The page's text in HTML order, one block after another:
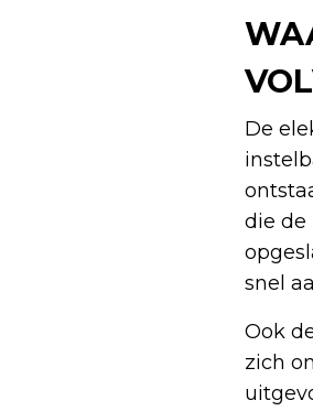
De
die de
snel
Ook
zich